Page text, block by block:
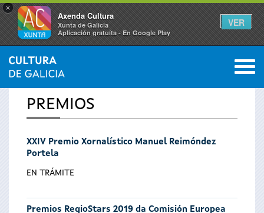
×
Axenda Cultura
Xunta de Galicia
Aplicación gratuíta - En Google Play
VER
Se
encuentra
usted
aquí
INICIO 0
PREMIOS
XXIV Premio Xornalístico Manuel Reimóndez
Portela
EN TRÁMITE
Premios RegioStars 2019 da Comisión Europea